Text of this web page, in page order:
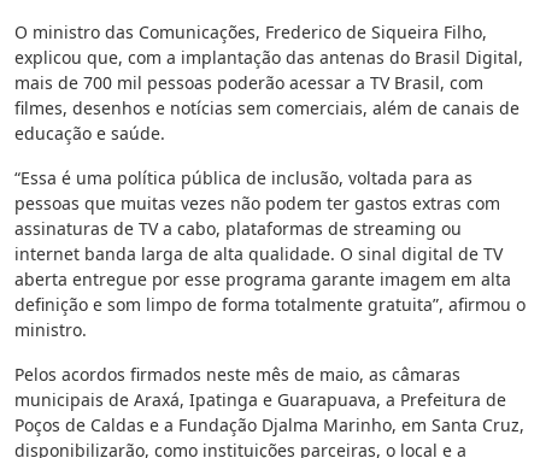
O ministro das Comunicações, Frederico de Siqueira Filho,
explicou que, com a implantação das antenas do Brasil Digital,
mais de 700 mil pessoas poderão acessar a TV Brasil, com
filmes, desenhos e notícias sem comerciais, além de canais de
educação e saúde.
“Essa é uma política pública de inclusão, voltada para as
pessoas que muitas vezes não podem ter gastos extras com
assinaturas de TV a cabo, plataformas de streaming ou
internet banda larga de alta qualidade. O sinal digital de TV
aberta entregue por esse programa garante imagem em alta
definição e som limpo de forma totalmente gratuita”, afirmou o
ministro.
Pelos acordos firmados neste mês de maio, as câmaras
municipais de Araxá, Ipatinga e Guarapuava, a Prefeitura de
Poços de Caldas e a Fundação Djalma Marinho, em Santa Cruz,
disponibilizarão, como instituições parceiras, o local e a